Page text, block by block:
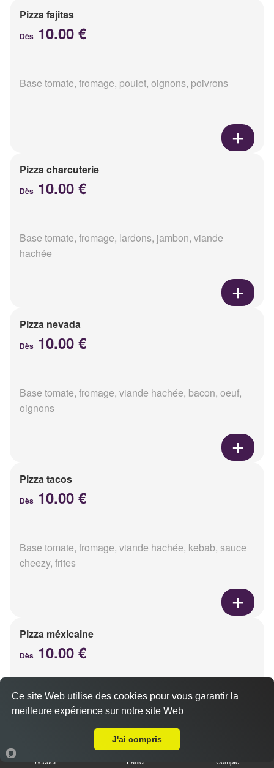
Pizza fajitas
Dès 10.00 €
Base tomate, fromage, poulet, oignons, poivrons
Pizza charcuterie
Dès 10.00 €
Base tomate, fromage, lardons, jambon, viande
hachée
Pizza nevada
Dès 10.00 €
Base tomate, fromage, viande hachée, bacon, oeuf,
oignons
Pizza tacos
Dès 10.00 €
Base tomate, fromage, viande hachée, kebab, sauce
cheezy, frites
Pizza méxicaine
Dès 10.00 €
Base sauce barbecue, fromage, viande hachée,
chorizo, poivrons
Accueil Panier Compte
Ce site Web utilise des cookies pour vous garantir la
meilleure expérience sur notre site Web
J'ai compris